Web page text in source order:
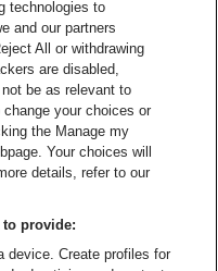
van Champagne
Ga naar de website
de website van Het
Ga naar de
de website van Gazet
Ga naar de
is een deel van be•at
Antwerpen
Antwerpen
technologies to
and our partners
All or withdrawing
are disabled,
be as relevant to
your choices or
the Manage my
Your choices will
details, refer to our
to provide:
device. Create profiles for